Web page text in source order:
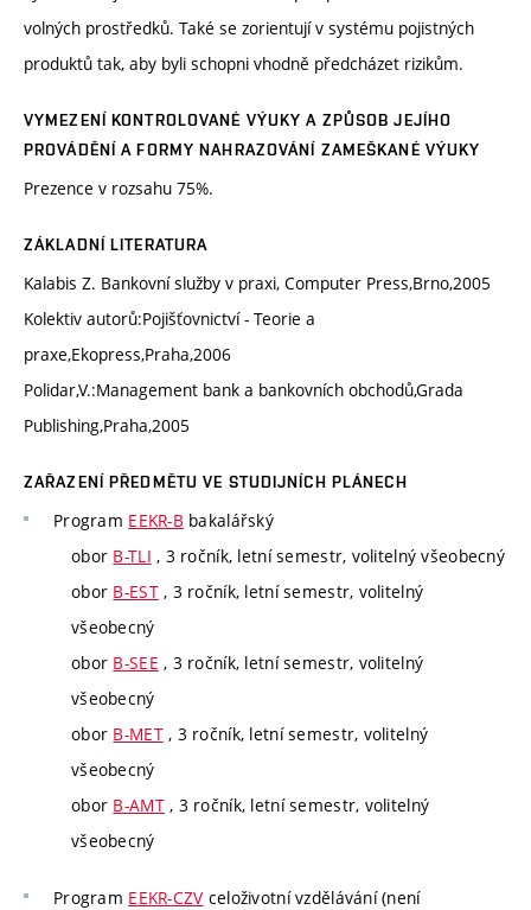
volných prostředků. Také se zorientují v systému pojistných
produktů tak, aby byli schopni vhodně předcházet rizikům.
VYMEZENÍ KONTROLOVANÉ VÝUKY A ZPŮSOB JEJÍHO
PROVÁDĚNÍ A FORMY NAHRAZOVÁNÍ ZAMEŠKANÉ VÝUKY
Prezence v rozsahu 75%.
ZÁKLADNÍ LITERATURA
Kalabis Z. Bankovní služby v praxi, Computer Press,Brno,2005
Kolektiv autorů:Pojišťovnictví - Teorie a
praxe,Ekopress,Praha,2006
Polidar,V.:Management bank a bankovních obchodů,Grada
Publishing,Praha,2005
ZAŘAZENÍ PŘEDMĚTU VE STUDIJNÍCH PLÁNECH
Program EEKR-B bakalářský
obor B-TLI , 3 ročník, letní semestr, volitelný všeobecný
obor B-EST, 3 ročník, letní semestr, volitelný
všeobecný
obor B-SEE , 3 ročník, letní semestr, volitelný
všeobecný
obor B-MET, 3 ročník, letní semestr, volitelný
všeobecný
obor B-AMT, 3 ročník, letní semestr, volitelný
všeobecný
Program EEKR-CZV celoživotní vzdělávání (není